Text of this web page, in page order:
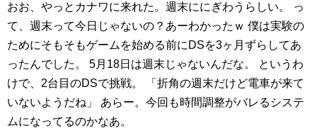
おお、やっとカナワに来れた。週末ににぎわうらしい。
っ
て、週末って今日じゃないの？あーわかったｗ 僕は実験の
ためにそもそもゲームを始める前にDSを3ヶ月ずらしてあ
ったんでした。
5月18日は週末じゃないんだな。
というわ
けで、2台目のDSで挑戦。
「折角の週末だけど電車が来て
いないようだね」
あらー。今回も時間調整がバレるシステ
ムになってるのかなあ。